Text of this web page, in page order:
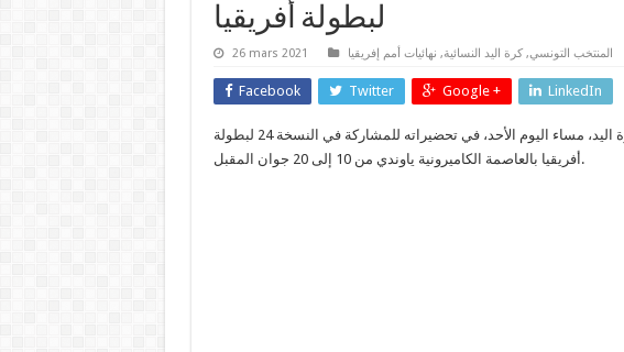
لبطولة أفريقيا
26 mars 2021 المنتخب التونسي,كرة اليد النسائية, نهائيات أمم إفريقيا
Facebook Twitter Google + LinkedIn
شرع المنتخب الوطني التونسي للسيدات لكرة اليد، مساء اليوم الأحد، في تحضيراته للمشاركة في النسخة 24 لبطولة
أفريقيا بالعاصمة الكاميرونية ياوندي من 10 إلى 20 جوان المقبل.